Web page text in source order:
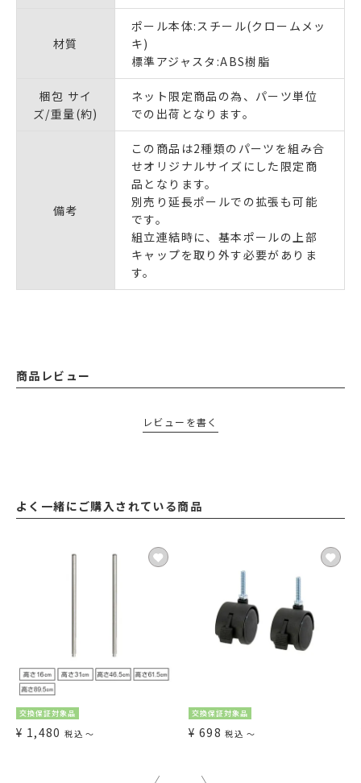
材質
ポール本体:スチール(クロームメッ
キ)
標準アジャスタ:ABS樹脂
梱包 サイ
ズ/重量(約)
ネット限定商品の為、パーツ単位
での出荷となります。
備考
この商品は2種類のパーツを組み合
せオリジナルサイズにした限定商
品となります。
別売り延長ポールでの拡張も可能
です。
組立連結時に、基本ポールの上部
キャップを取り外す必要がありま
す。
商品レビュー
レビューを書く
よく一緒にご購入されている商品
交換保証対象品
¥ 1,480 税込 〜
交換保証対象品
¥ 698 税込 〜